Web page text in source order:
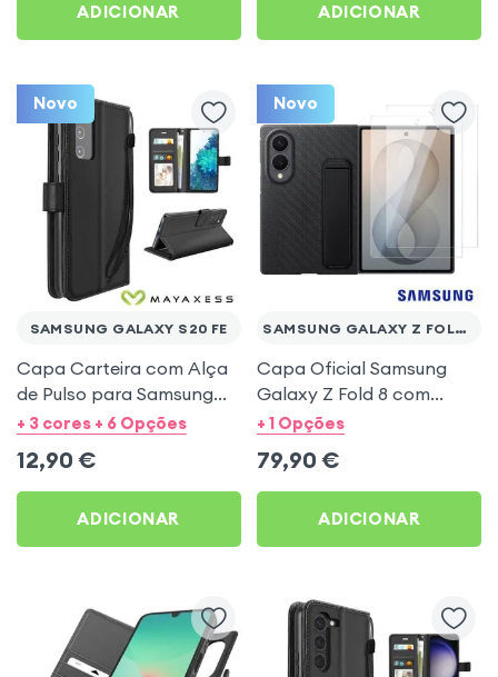
ADICIONAR ADICIONAR
Novo
SAMSUNG GALAXY S20 FE
Capa Carteira com Alça
de Pulso para Samsung
Galaxy S20 FE - Preto
+ 3 cores + 6 Opções
12,90 €
ADICIONAR
Novo
SAMSUNG GALAXY Z FOLD 8
Capa Oficial Samsung
Galaxy Z Fold 8 com
Suporte - Carbon
+ 1 Opções
79,90 €
ADICIONAR